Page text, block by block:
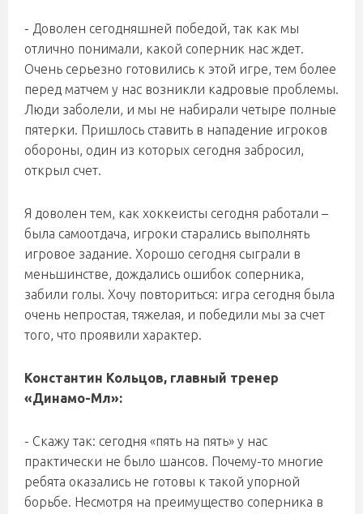
- Доволен сегодняшней победой, так как мы
отлично понимали, какой соперник нас ждет.
Очень серьезно готовились к этой игре, тем более
перед матчем у нас возникли кадровые проблемы.
Люди заболели, и мы не набирали четыре полные
пятерки. Пришлось ставить в нападение игроков
обороны, один из которых сегодня забросил,
открыл счет.
Я доволен тем, как хоккеисты сегодня работали –
была самоотдача, игроки старались выполнять
игровое задание. Хорошо сегодня сыграли в
меньшинстве, дождались ошибок соперника,
забили голы. Хочу повториться: игра сегодня была
очень непростая, тяжелая, и победили мы за счет
того, что проявили характер.
Константин Кольцов, главный тренер
«Динамо-Мл»:
- Скажу так: сегодня «пять на пять» у нас
практически не было шансов. Почему-то многие
ребята оказались не готовы к такой упорной
борьбе. Несмотря на преимущество соперника в